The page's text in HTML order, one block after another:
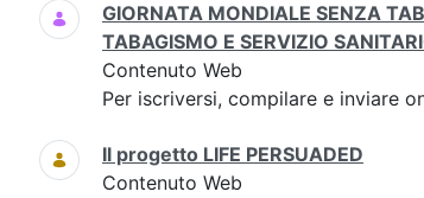
GIORNATA MONDIALE SENZA
TABAGISMO E SERVIZIO
Contenuto Web
Per iscriversi, compilare e inviare
Il progetto LIFE PERSUADED
Contenuto Web